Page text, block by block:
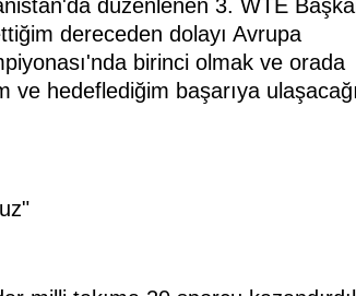
düzenlenen 3. WTE
dereceden dolayı Avrupa
birinci olmak ve orada
ve hedeflediğim başarıya